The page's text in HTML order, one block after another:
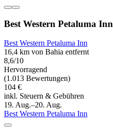
Best Western Petaluma Inn
Best Western Petaluma Inn
16,4 km von Bahia entfernt
8,6/10
Hervorragend
(1.013 Bewertungen)
104 €
inkl. Steuern & Gebühren
19. Aug.–20. Aug.
Best Western Petaluma Inn